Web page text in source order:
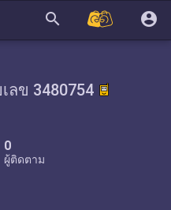
search account_circle
ลข 3480754
0
ผู้ติดตาม